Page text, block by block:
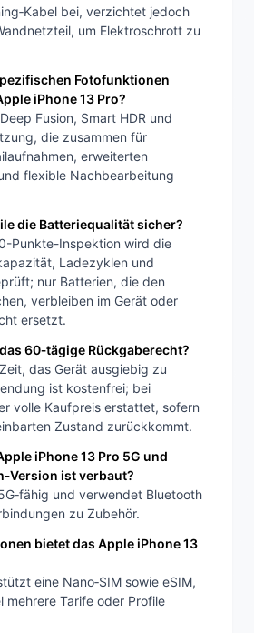
bei, verzichtet jedoch
um Elektroschrott zu
Fotofunktionen
iPhone 13 Pro?
Fusion, Smart HDR und
die zusammen für
erweiterten
flexible Nachbearbeitung
die Batteriequalität sicher?
Punkte-Inspektion wird die
Ladezyklen und
nur Batterien, die den
verbleiben im Gerät oder
ersetzt.
60‑tägige Rückgaberecht?
das Gerät ausgiebig zu
ist kostenfrei; bei
volle Kaufpreis erstattet, sofern
Zustand zurückkommt.
iPhone 13 Pro 5G und
ist verbaut?
und verwendet Bluetooth
zu Zubehör.
bietet das Apple iPhone 13
eine Nano‑SIM sowie eSIM,
mehrere Tarife oder Profile